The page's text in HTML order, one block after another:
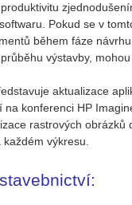
Pokud se v
během fáze
vý­stav­by,
ak­tu­a­li­za­ce
kon­fe­ren­ci HP
rastro­vých
vý­kre­su.